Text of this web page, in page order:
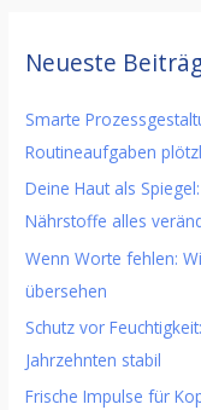
Neueste
Smarte
Routineaufgaben
Deine Haut als
Nährstoffe alles
Wenn Worte fehlen:
übersehen
Schutz vor
Jahrzehnten stabil
Frische Impulse für